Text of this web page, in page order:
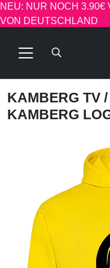
NEU: NUR NOCH
VON DEUTSCHLAND
KAMBERG TV
KAMBERG